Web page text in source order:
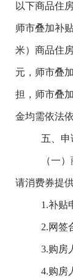
以下商品住
师市叠加补
米）商品住
元， 师市叠
担， 师市叠
金均需依法
五、
（一
请消费券提
1.补贴
2.网签
3.购房
4.购房